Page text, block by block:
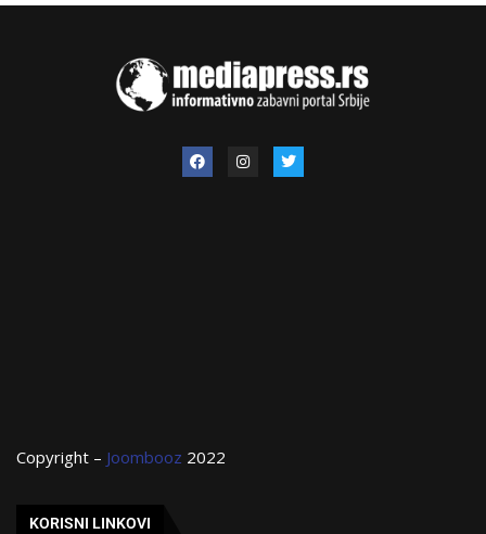
Copyright – Joombooz 2022
KORISNI LINKOVI